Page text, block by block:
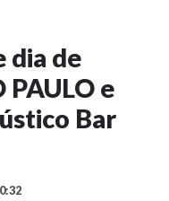
dia de
PAULO e
Bar